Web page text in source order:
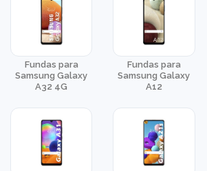
Fundas para
Samsung Galaxy
A32 4G
Fundas para
Samsung Galaxy
A12